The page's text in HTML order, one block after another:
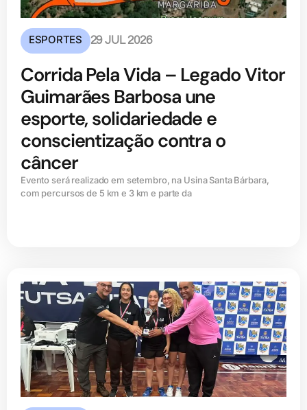
ESPORTES 29 JUL 2026
Corrida Pela Vida – Legado Vitor
Guimarães Barbosa une
esporte, solidariedade e
conscientização contra o
câncer
Evento será realizado em setembro, na Usina Santa Bárbara,
com percursos de 5 km e 3 km e parte da